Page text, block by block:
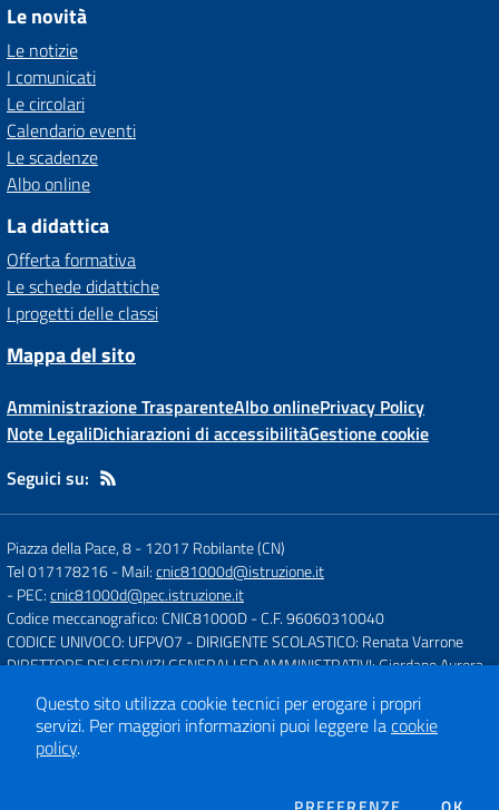
Le novità
Le notizie
I comunicati
Le circolari
Calendario eventi
Le scadenze
Albo online
La didattica
Offerta formativa
Le schede didattiche
I progetti delle classi
Mappa del sito
Amministrazione TrasparenteAlbo onlinePrivacy Policy
Note LegaliDichiarazioni di accessibilitàGestione cookie
Seguici su:
Piazza della Pace, 8-12017 Robilante (CN)
Tel 017178216- Mail:cnic81000d@istruzione.it
- PEC:cnic81000d@pec.istruzione.it
Codice meccanografico: CNIC81000D- C.F. 96060310040
CODICE UNIVOCO: UFPVO7 - DIRIGENTE SCOLASTICO: Renata Varrone
DIRETTORE DEI SERVIZI GENERALI ED AMMINISTRATIVI: Giordano Aurora
Concept & Design by
Designers Italia
Questo sito utilizza cookie tecnici per erogare i propri
servizi. Per maggiori informazioni puoi leggere lacookie
policy.
DEI COOKIE